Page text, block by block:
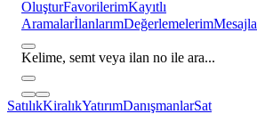
OluşturFavorilerimKayıtlı
AramalarİlanlarımDeğerlemelerim
Kelime, semt veya ilan no ile ara...
SatılıkKiralıkYatırımDanışmanlarSat